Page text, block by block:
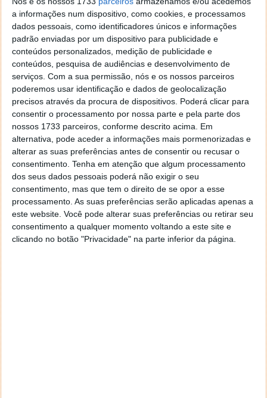
a informações num dispositivo, como cookies, e processamos
dados pessoais, como identificadores únicos e informações
padrão enviadas por um dispositivo para publicidade e
conteúdos personalizados, medição de publicidade e
conteúdos, pesquisa de audiências e desenvolvimento de
serviços. Com a sua permissão, nós e os nossos parceiros
poderemos usar identificação e dados de geolocalização
precisos através da procura de dispositivos. Poderá clicar para
consentir o processamento por nossa parte e pela parte dos
nossos 1733 parceiros, conforme descrito acima. Em
alternativa, pode aceder a informações mais pormenorizadas e
alterar as suas preferências antes de consentir ou recusar o
consentimento. Tenha em atenção que algum processamento
dos seus dados pessoais poderá não exigir o seu
consentimento, mas que tem o direito de se opor a esse
processamento. As suas preferências serão aplicadas apenas a
este website. Você pode alterar suas preferências ou retirar seu
consentimento a qualquer momento voltando a este site e
clicando no botão "Privacidade" na parte inferior da página.
now create masterpieces.
Steve's vision extended far
beyond the years he was
alive, and the values on
which he built Apple will
always be with us. Many of
the ideas and projects we're
working on today got started
after he died, but his
influence on them — and on
all of us — is
unmistakeable.